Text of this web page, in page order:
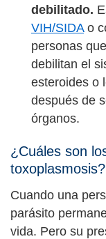
debilitado.
VIH/SIDAo
personas
debilitan el
esteroides o
después de
órganos.
¿Cuáles son
toxoplasmosis?
Cuando una
parásito
vida. Pero su